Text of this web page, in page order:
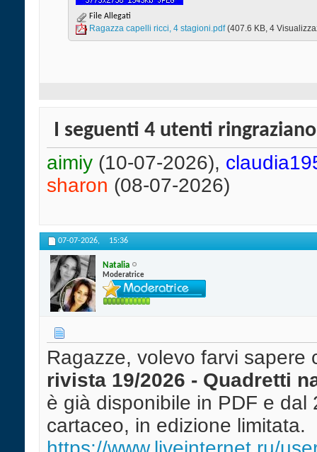
File Allegati
Ragazza capelli ricci, 4 stagioni.pdf‎ (407.6 KB, 4
I seguenti 4 utenti
aimiy (10-07-2026),
sharon (08-07-2026)
07-07-2026, 15:36
Natalia
Moderatrice
Ragazze, volevo farvi sapere
rivista 19/2026 - Quadretti
è già disponibile in PDF e
cartaceo, in edizione limitata.